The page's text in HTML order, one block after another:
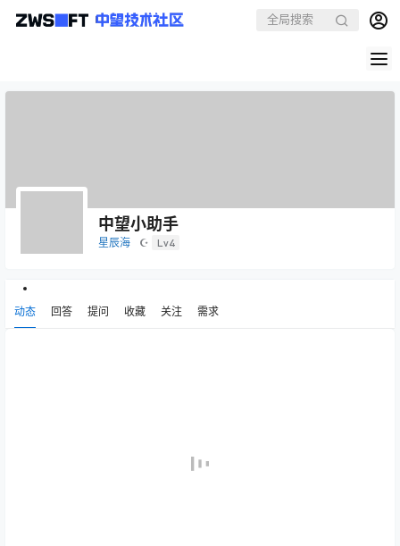
中望小助手
星辰海 ☪ Lv4
动态 回答 提问 收藏 关注 需求